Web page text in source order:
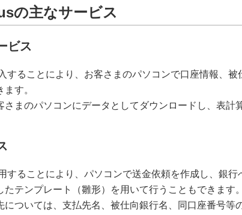
の主なサービス
ビス
することにより、お客さまのパソコンで口座情報、
す。
さまのパソコンにデータとしてダウンロードし、表計
することにより、パソコンで送金依頼を作成し、銀行
たテンプレート（雛形）を用いて行うこともできま
については、支払先名、被仕向銀行名、同口座番号